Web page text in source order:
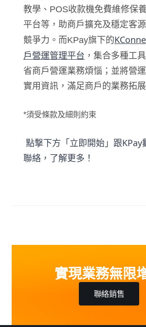
教學、POS收款機免費維修保
平台等，助商戶擴充及穩定客
競爭力。而KPay旗下的
戶營運管理平台 ，集合多種工
省商戶營運業務煩惱；並將營
實用資訊，滿足商戶的業務拓展
*須受條款及細則約束
點撃下方「立即開始」跟KPay
聯絡，了解更多！
實現業務無限
聯絡銷售